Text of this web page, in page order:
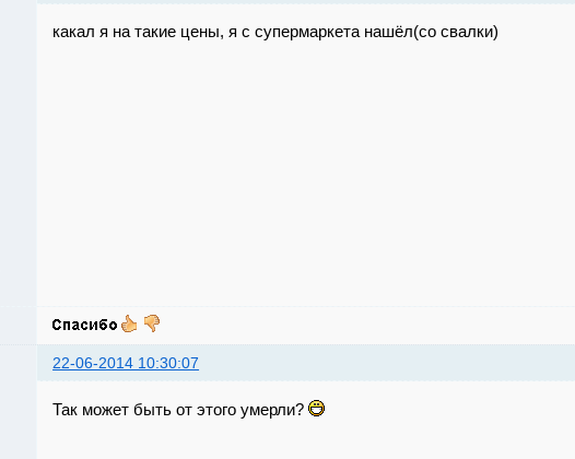
какал я на такие цены, я с супермаркета нашёл(со свалки)
22-06-2014 10:30:07
Так может быть от этого умерли?